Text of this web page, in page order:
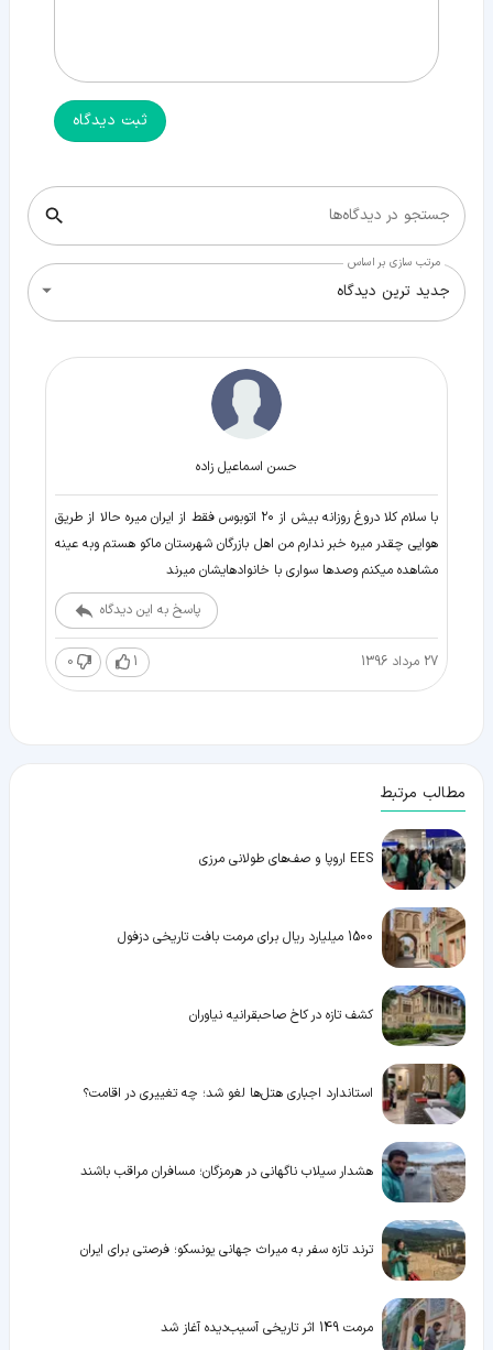
ثبت دیدگاه
جستجو در دیدگاه‌ها
مرتب سازی بر اساس
جدید ترین دیدگاه
حسن اسماعیل زاده
با سلام کلا دروغ روزانه بیش از ۲۰ اتوبوس فقط از ایران میره حالا از طریق
هوایی چقدر میره خبر ندارم من اهل بازرگان شهرستان ماکو هستم وبه عینه
مشاهده میکنم وصدها سواری با خانوادهایشان میرند
پاسخ به این دیدگاه
27 مرداد 1396 1
0
مطالب مرتبط
EES اروپا و صف‌های طولانی مرزی
1500 میلیارد ریال برای مرمت بافت تاریخی دزفول
کشف تازه در کاخ صاحبقرانیه نیاوران
استاندارد اجباری هتل‌ها لغو شد؛ چه تغییری در اقامت؟
هشدار سیلاب ناگهانی در هرمزگان؛ مسافران مراقب باشند
ترند تازه سفر به میراث جهانی یونسکو؛ فرصتی برای ایران
مرمت 149 اثر تاریخی آسیب‌دیده آغاز شد